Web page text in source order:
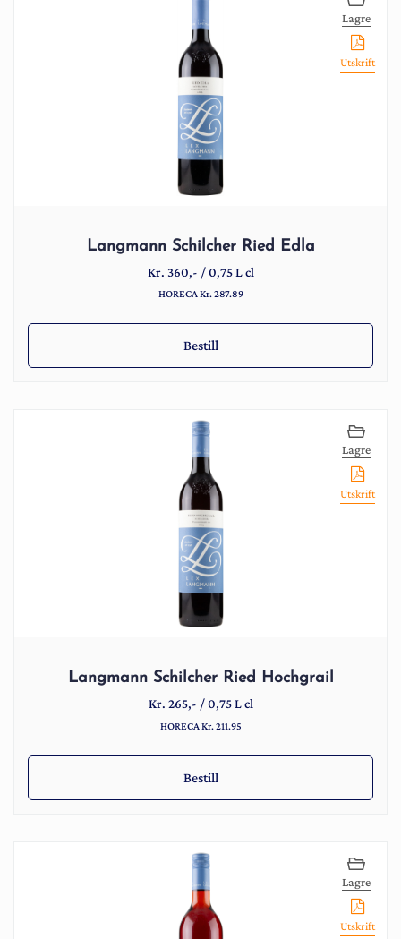
Utskrift
Bestill
Langmann Schilcher Ried Edla
Kr. 360,- /0,75 L cl
HORECA Kr. 287.89
Lagre
Utskrift
Bestill
Langmann Schilcher Ried Hochgrail
Kr. 265,- /0,75 L cl
HORECA Kr. 211.95
Lagre
Utskrift
Lagre